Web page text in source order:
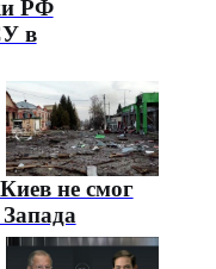
РФ
в
не смог